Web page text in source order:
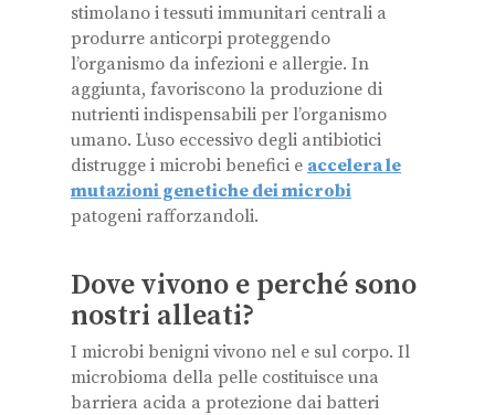
stimolano i tessuti immunitari centrali a
produrre anticorpi proteggendo
l’organismo da infezioni e allergie. In
aggiunta, favoriscono la produzione di
nutrienti indispensabili per l’organismo
umano. L’uso eccessivo degli antibiotici
distrugge i microbi benefici e accelera le
mutazioni genetiche dei microbi
patogeni rafforzandoli.
Dove vivono e perché sono
nostri alleati?
I microbi benigni vivono nel e sul corpo. Il
microbioma della pelle costituisce una
barriera acida a protezione dai batteri